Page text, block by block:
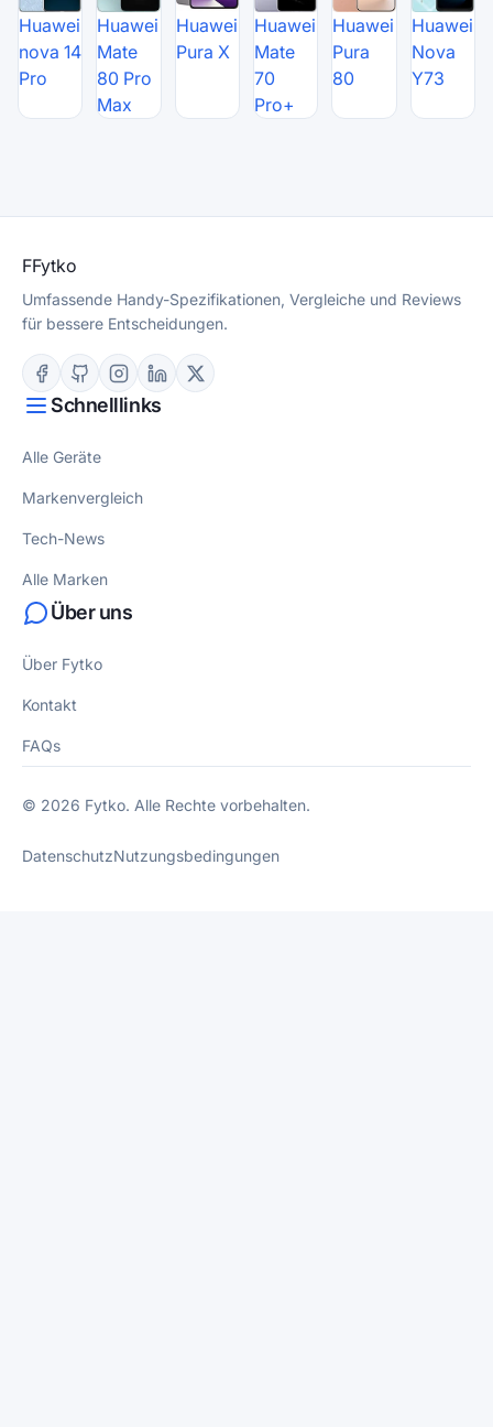
Huawei
nova 14
Pro
Huawei
Mate
80 Pro
Max
Huawei
Pura X
Huawei
Mate
70
Pro+
Huawei
Pura
80
Huawei
Nova
Y73
FFytko
Umfassende Handy-Spezifikationen, Vergleiche und Reviews
für bessere Entscheidungen.
Schnelllinks
Alle Geräte
Markenvergleich
Tech-News
Alle Marken
Über uns
Über Fytko
Kontakt
FAQs
© 2026 Fytko. Alle Rechte vorbehalten.
DatenschutzNutzungsbedingungen